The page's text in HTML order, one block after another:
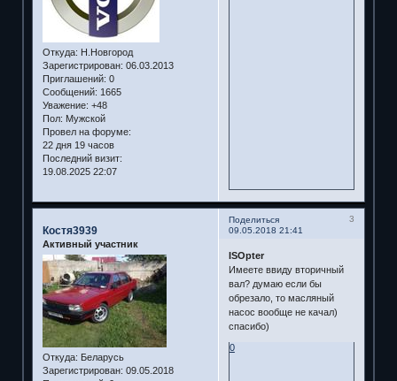
Откуда: Н.Новгород
Зарегистрирован: 06.03.2013
Приглашений: 0
Сообщений: 1665
Уважение: +48
Пол: Мужской
Провел на форуме:
22 дня 19 часов
Последний визит:
19.08.2025 22:07
Поделиться
3
09.05.2018 21:41
Костя3939
Активный участник
Откуда: Беларусь
Зарегистрирован: 09.05.2018
ISOpter
Имеете ввиду вторичный
вал? думаю если бы
обрезало, то масляный
насос вообще не качал)
спасибо)
0